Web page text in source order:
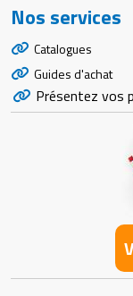
Nos services
Catalogues
Guides d'achat
Présentez vos